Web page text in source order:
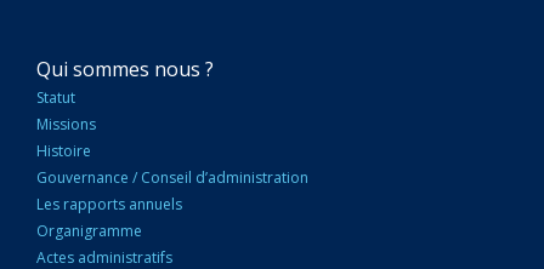
NAVIGATION
PRINCIPALE
Qui sommes nous ?
Statut
Missions
Histoire
Gouvernance / Conseil d’administration
Les rapports annuels
Organigramme
Actes administratifs